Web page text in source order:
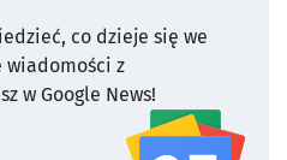
co dzieje się we
wiadomości z
w Google News!